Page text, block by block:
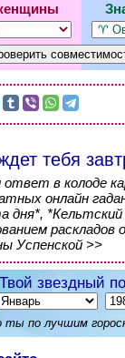
тебя
ответ в колоде
онлайн
дня*,
Успенской >>
Твой звездный
ты по лучшим